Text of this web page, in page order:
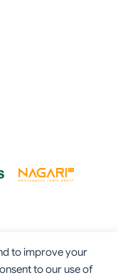
to improve your
to our use of